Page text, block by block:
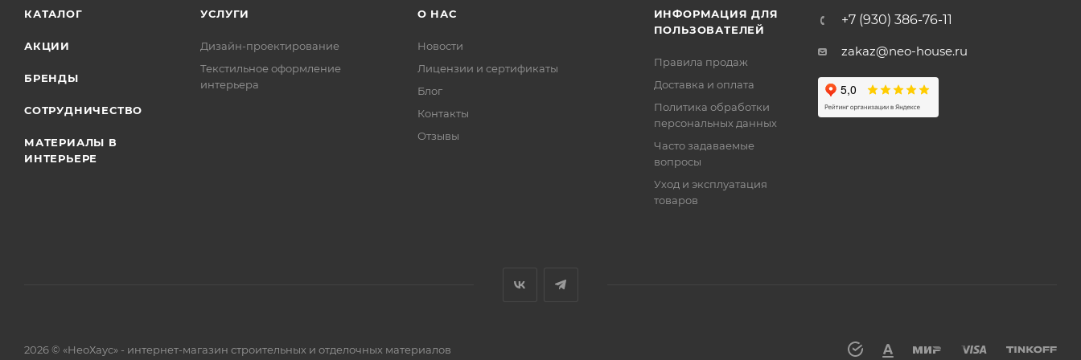
КАТАЛОГ
АКЦИИ
БРЕНДЫ
СОТРУДНИЧЕСТВО
МАТЕРИАЛЫ В
ИНТЕРЬЕРЕ
УСЛУГИ
Дизайн-проектирование
Текстильное оформление
интерьера
О НАС
Новости
Лицензии и сертификаты
Блог
Контакты
Отзывы
ИНФОРМАЦИЯ ДЛЯ
ПОЛЬЗОВАТЕЛЕЙ
Правила продаж
Доставка и оплата
Политика обработки
персональных данных
Часто задаваемые
вопросы
Уход и эксплуатация
товаров
+7 (930) 386-76-11
zakaz@neo-house.ru
2026 © «НеоХаус» - интернет-магазин строительных и отделочных материалов